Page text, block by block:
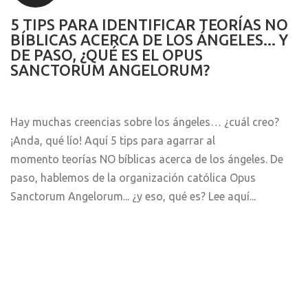
5 TIPS PARA IDENTIFICAR TEORÍAS NO
BÍBLICAS ACERCA DE LOS ÁNGELES... Y
DE PASO, ¿QUÉ ES EL OPUS
SANCTORUM ANGELORUM?
Hay muchas creencias sobre los ángeles… ¿cuál creo?
¡Anda, qué lío! Aquí 5 tips para agarrar al
momento teorías NO bíblicas acerca de los ángeles. De
paso, hablemos de la organización católica Opus
Sanctorum Angelorum... ¿y eso, qué es? Lee aquí...